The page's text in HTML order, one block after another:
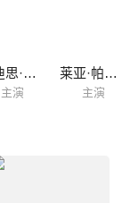
朱迪思·马格里
主演
莱亚·帕多瓦尼
主演